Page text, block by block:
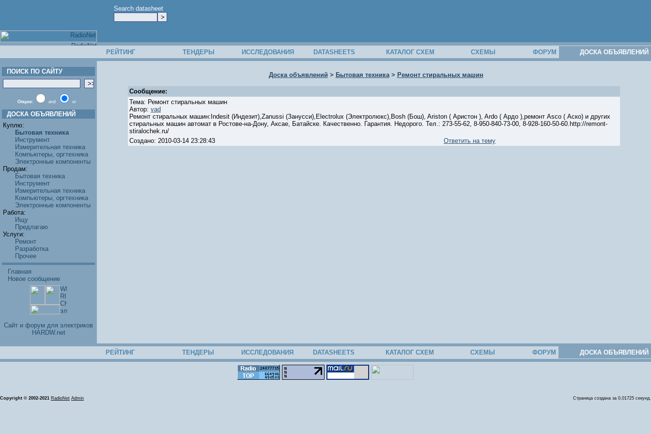
Search datasheet
РЕЙТИНГ ТЕНДЕРЫ ИССЛЕДОВАНИЯ DATASHEETS КАТАЛОГ СХЕМ СХЕМЫ ФОРУМ ДОСКА ОБЪЯВЛЕНИЙ
ПОИСК ПО САЙТУ
Опции: and or
ДОСКА ОБЪЯВЛЕНИЙ
Куплю:
Бытовая техника
Инструмент
Измерительная техника
Компьютеры, оргтехника
Электронные компоненты
Продам:
Бытовая техника
Инструмент
Измерительная техника
Компьютеры, оргтехника
Электронные компоненты
Работа:
Ищу
Предлагаю
Услуги:
Ремонт
Разработка
Прочее
Главная
Новое сообщение
Cайт и форум для электриков
HARDW.net
Доска объявлений > Бытовая техника> Ремонт стиральных машин
Сообщение:
Тема: Ремонт стиральных машин
Автор: vad
Ремонт стиральных машин:Indesit (Индезит),Zanussi (Занусси),Electrolux (Электролюкс),Bosh (Бош), Ariston ( Аристон ), Ardo ( Ардо ),ремонт Asco ( Аско) и других
стиральных машин автомат в Ростове-на-Дону, Аксае, Батайске. Качественно. Гарантия. Недорого. Тел.: 273-55-62, 8-950-840-73-00, 8-928-160-50-60.http://remont-
stiralochek.ru/
Создано: 2010-03-14 23:28:43
Ответить на тему
РЕЙТИНГ ТЕНДЕРЫ ИССЛЕДОВАНИЯ DATASHEETS КАТАЛОГ СХЕМ СХЕМЫ ФОРУМ ДОСКА ОБЪЯВЛЕНИЙ
Copyright © 2002-2021 RadioNet Admin Страница создана за 0,01725 секунд.